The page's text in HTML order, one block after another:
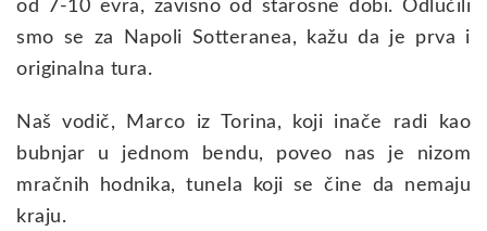
od 7-10 evra, zavisno od starosne dobi. Odlučili
smo se za Napoli Sotteranea, kažu da je prva i
originalna tura.
Naš vodič, Marco iz Torina, koji inače radi kao
bubnjar u jednom bendu, poveo nas je nizom
mračnih hodnika, tunela koji se čine da nemaju
kraju.